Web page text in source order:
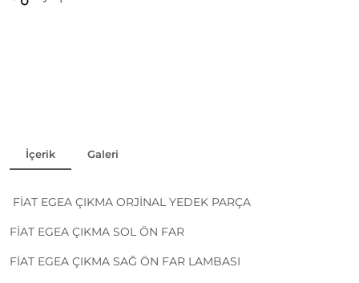
İçerik Galeri
FİAT EGEA ÇIKMA ORJİNAL YEDEK PARÇA
FİAT EGEA ÇIKMA SOL ÖN FAR
FİAT EGEA ÇIKMA SAĞ ÖN FAR LAMBASI